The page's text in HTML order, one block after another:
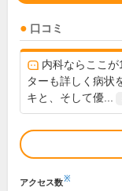
口コミ
内科ならここ
ターも詳しく病状
キと、そして優...
アクセス数※